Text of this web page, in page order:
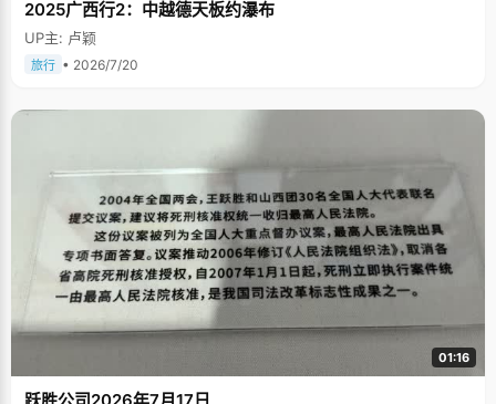
2025广西行2：中越德天板约瀑布
UP主: 卢颖
旅行 • 2026/7/20
01:16